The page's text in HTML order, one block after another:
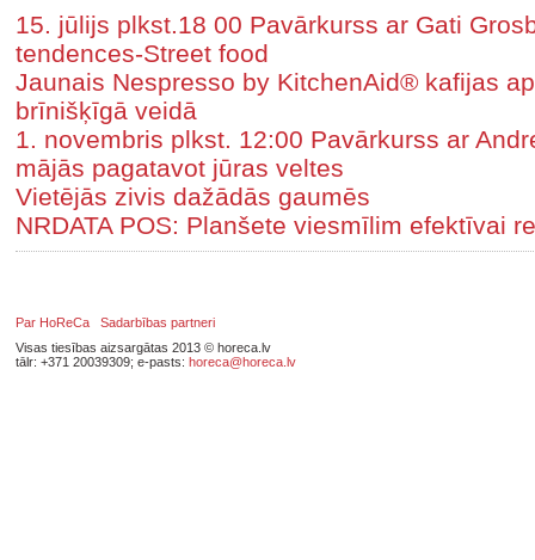
15. jūlijs plkst.18 00 Pavārkurss ar Gati
tendences-Street food
Jaunais Nespresso by KitchenAid® kafijas
brīnišķīgā veidā
1. novembris plkst. 12:00 Pavārkurss ar
mājās pagatavot jūras veltes
Vietējās zivis dažādās gaumēs
NRDATA POS: Planšete viesmīlim efektīvai
Par HoReCa
Sadarbības partneri
Visas tiesības aizsargātas 2013 © horeca.lv
tālr: +371 20039309; e-pasts: horeca@horeca.lv